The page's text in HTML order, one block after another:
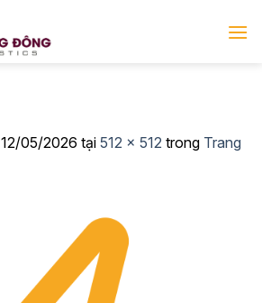
12/05/2026 tại 512 × 512 trong Trang